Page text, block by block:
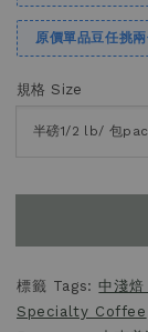
原價單品豆任挑兩
規格 Size
標籤 Tags:中淺
Specialty Coffee